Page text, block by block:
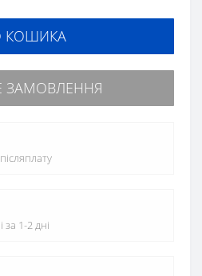
КОШИКА
ЗАМОВЛЕННЯ
за 1-2 дні